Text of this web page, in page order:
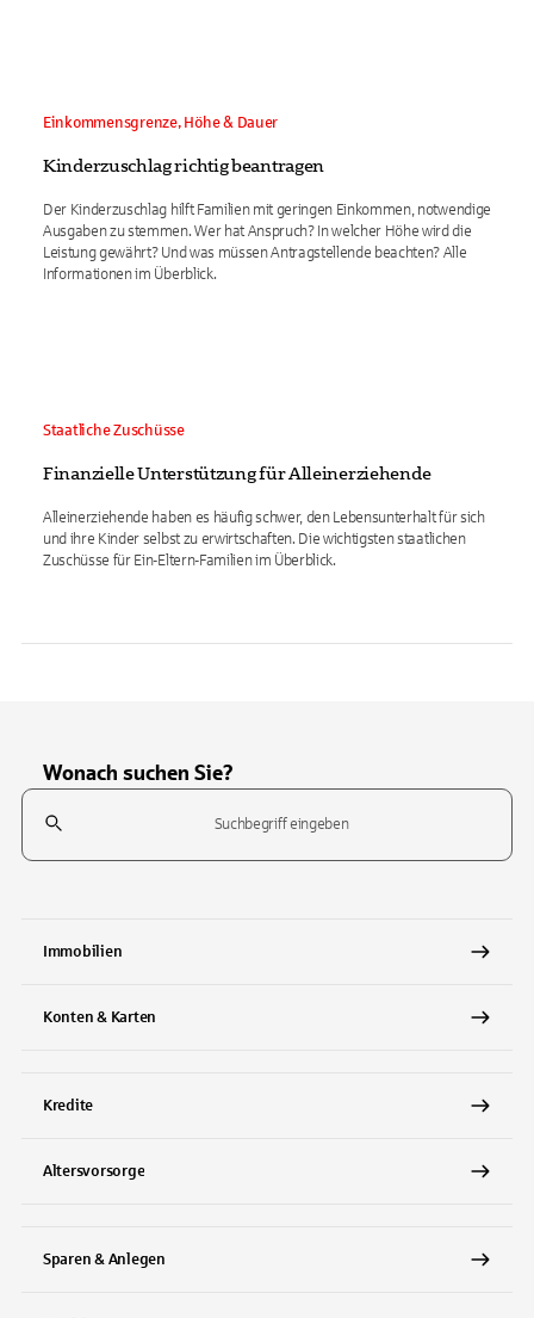
Einkommensgrenze, Höhe & Dauer
Kinderzuschlag richtig beantragen
Der Kinderzuschlag hilft Familien mit geringen Einkommen, notwendige
Ausgaben zu stemmen. Wer hat Anspruch? In welcher Höhe wird die
Leistung gewährt? Und was müssen Antragstellende beachten? Alle
Informationen im Überblick.
Staatliche Zuschüsse
Finanzielle Unterstützung für Alleinerziehende
Alleinerziehende haben es häufig schwer, den Lebensunterhalt für sich
und ihre Kinder selbst zu erwirtschaften. Die wichtigsten staatlichen
Zuschüsse für Ein-Eltern-Familien im Überblick.
Wonach suchen Sie?
Suchfeld
Immobilien
Konten & Karten
Kredite
Altersvorsorge
Sparen & Anlegen